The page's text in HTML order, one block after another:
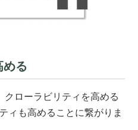
める
ローラビリティを高める
ィも高めることに繋がりま